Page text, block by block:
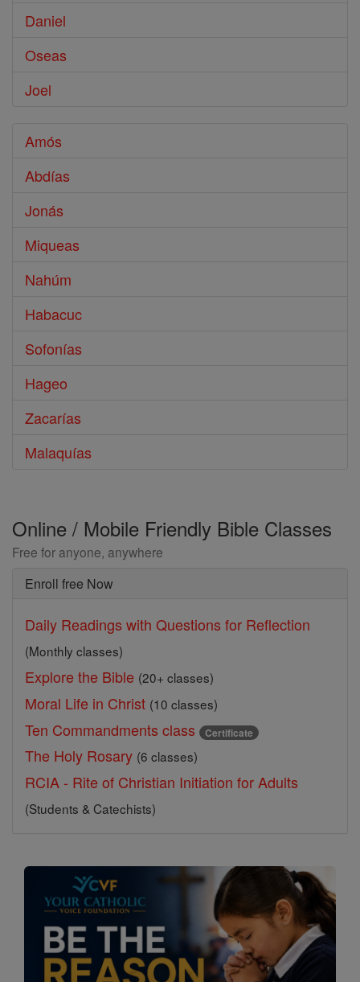
Daniel
Oseas
Joel
Amós
Abdías
Jonás
Miqueas
Nahúm
Habacuc
Sofonías
Hageo
Zacarías
Malaquías
Online / Mobile Friendly Bible Classes
Free for anyone, anywhere
Enroll free Now
Daily Readings with Questions for Reflection
(Monthly classes)
Explore the Bible (20+ classes)
Moral Life in Christ (10 classes)
Ten Commandments class Certificate
The Holy Rosary (6 classes)
RCIA - Rite of Christian Initiation for Adults
(Students & Catechists)